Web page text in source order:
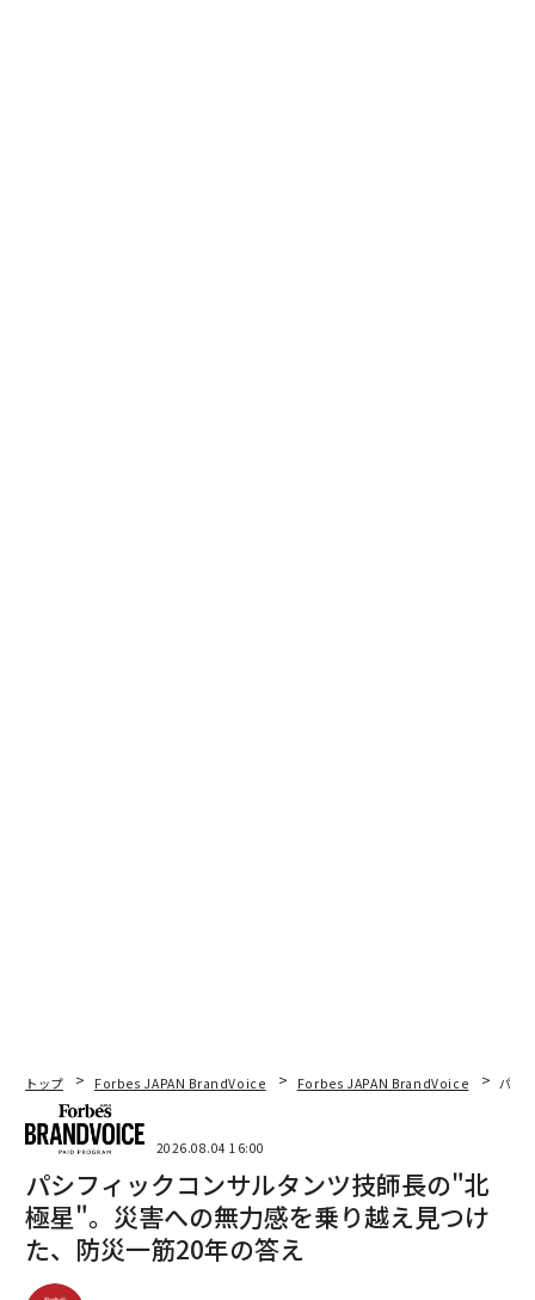
トップ Forbes JAPAN BrandVoice Forbes JAPAN BrandVoice パシ
2026.08.04 16:00
パシフィックコンサルタンツ技師長の"北
極星"。災害への無力感を乗り越え見つけ
た、防災一筋20年の答え